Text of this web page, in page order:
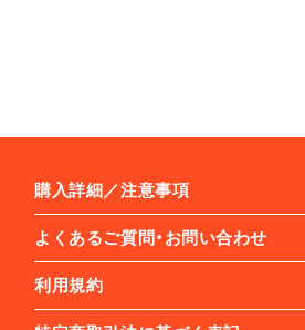
購入詳細／注意事項
よくあるご質問・お問い合わせ
利用規約